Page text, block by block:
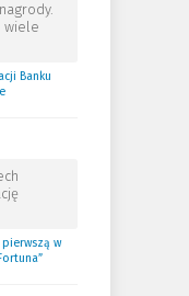
wiele
Banku
w